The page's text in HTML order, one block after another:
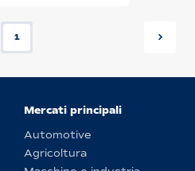
1
Mercati principali
Automotive
Agricoltura